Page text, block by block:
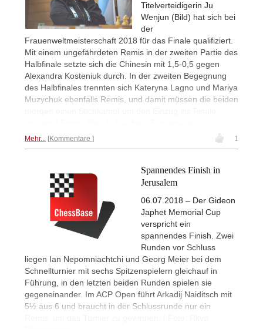
Titelverteidigerin Ju
Wenjun (Bild) hat sich bei
der
Frauenweltmeisterschaft 2018 für das Finale qualifiziert.
Mit einem ungefährdeten Remis in der zweiten Partie des
Halbfinale setzte sich die Chinesin mit 1,5-0,5 gegen
Alexandra Kosteniuk durch. In der zweiten Begegnung
des Halbfinales trennten sich Kateryna Lagno und Mariya
Muzychuk ebenfalls Remis, und damit müssen die beiden
Mehr... Kommentare 1
Spannendes Finish in
Jerusalem
06.07.2018 – Der Gideon
Japhet Memorial Cup
verspricht ein
spannendes Finish. Zwei
Runden vor Schluss
liegen Ian Nepomniachtchi und Georg Meier bei dem
Schnellturnier mit sechs Spitzenspielern gleichauf in
Führung, in den letzten beiden Runden spielen sie
gegeneinander. Im ACP Open führt Arkadij Naiditsch mit
5½ aus 6 und braucht in der Schlussrunde nur ein